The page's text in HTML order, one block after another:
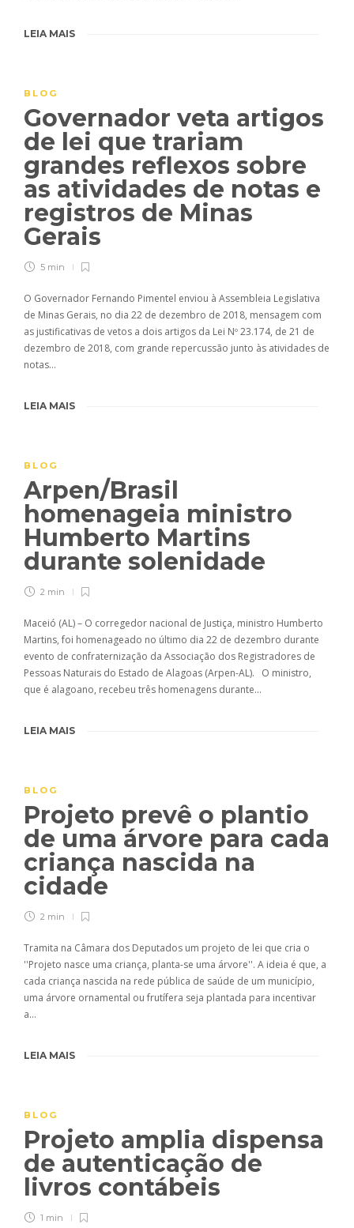
LEIA MAIS
BLOG
Governador veta artigos
de lei que trariam
grandes reflexos sobre
as atividades de notas e
registros de Minas
Gerais
5 min
O Governador Fernando Pimentel enviou à Assembleia Legislativa
de Minas Gerais, no dia 22 de dezembro de 2018, mensagem com
as justificativas de vetos a dois artigos da Lei Nº 23.174, de 21 de
dezembro de 2018, com grande repercussão junto às atividades de
notas…
LEIA MAIS
BLOG
Arpen/Brasil
homenageia ministro
Humberto Martins
durante solenidade
2 min
Maceió (AL) – O corregedor nacional de Justiça, ministro Humberto
Martins, foi homenageado no último dia 22 de dezembro durante
evento de confraternização da Associação dos Registradores de
Pessoas Naturais do Estado de Alagoas (Arpen-AL). O ministro,
que é alagoano, recebeu três homenagens durante…
LEIA MAIS
BLOG
Projeto prevê o plantio
de uma árvore para cada
criança nascida na
cidade
2 min
Tramita na Câmara dos Deputados um projeto de lei que cria o
''Projeto nasce uma criança, planta-se uma árvore''. A ideia é que, a
cada criança nascida na rede pública de saúde de um município,
uma árvore ornamental ou frutífera seja plantada para incentivar
a…
LEIA MAIS
BLOG
Projeto amplia dispensa
de autenticação de
livros contábeis
1 min